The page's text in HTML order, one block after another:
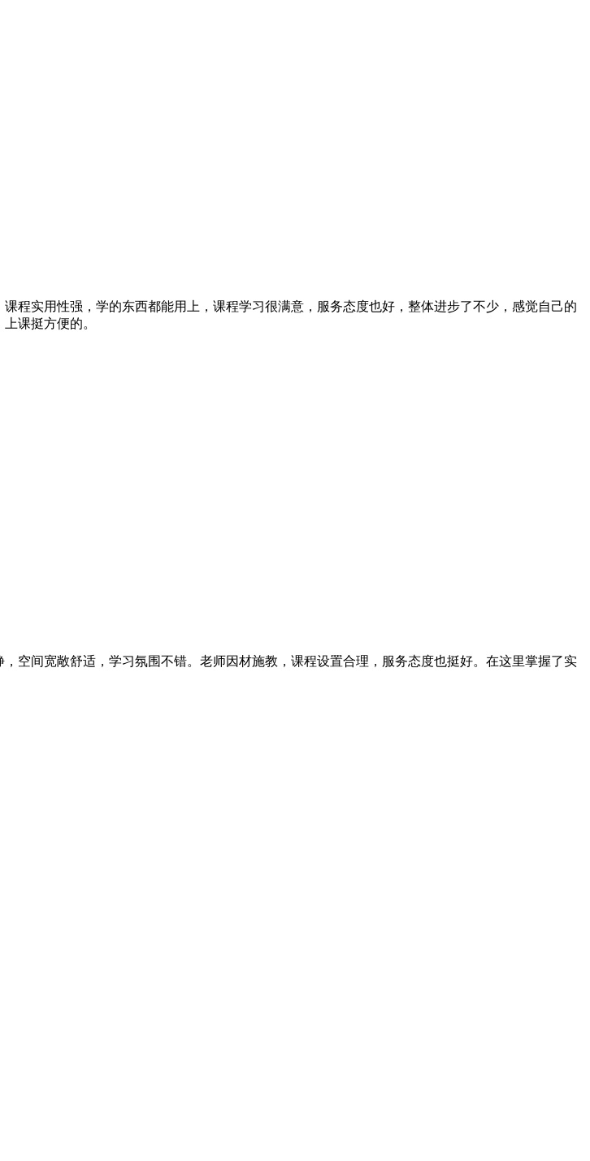
程实用性强，学的东西都能用上，课程学习很满意，服务态度也好，整体进步了不少，感觉自己的
课挺方便的。
空间宽敞舒适，学习氛围不错。老师因材施教，课程设置合理，服务态度也挺好。在这里掌握了实